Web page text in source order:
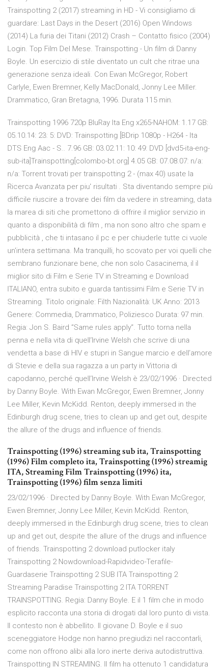
Trainspotting 2 (2017) streaming in HD - Vi consigliamo di
guardare: Last Days in the Desert (2016) Open Windows
(2014) La furia dei Titani (2012) Crash – Contatto fisico (2004)
Login. Top Film Del Mese. Trainspotting - Un film di Danny
Boyle. Un esercizio di stile diventato un cult che ritrae una
generazione senza ideali. Con Ewan McGregor, Robert
Carlyle, Ewen Bremner, Kelly MacDonald, Jonny Lee Miller.
Drammatico, Gran Bretagna, 1996. Durata 115 min.
Trainspotting 1996 720p BluRay Ita Eng x265-NAHOM: 1.17 GB:
05.10.14: 23: 5: DVD: Trainspotting [BDrip 1080p - H264 - Ita
DTS Eng Aac - S.. 7.96 GB: 03.02.11: 10: 49: DVD [dvd5-ita-eng-
sub-ita]Trainspotting[colombo-bt.org] 4.05 GB: 07.08.07: n/a:
n/a: Torrent trovati per trainspotting 2 - (max 40) usate la
Ricerca Avanzata per piu' risultati . Sta diventando sempre più
difficile riuscire a trovare dei film da vedere in streaming, data
la marea di siti che promettono di offrire il miglior servizio in
quanto a disponibilità di film , ma non sono altro che spam e
pubblicità , che ti intasano il pc e per chiuderle tutte ci vuole
un'intera settimana. Ma tranquilli, ho scovato per voi quelli che
sembrano funzionare bene, che non solo Casacinema, il il
miglior sito di Film e Serie TV in Streaming e Download
ITALIANO, entra subito e guarda tantissimi Film e Serie TV in
Streaming. Titolo originale: Filth Nazionalità: UK Anno: 2013
Genere: Commedia, Drammatico, Poliziesco Durata: 97 min.
Regia: Jon S. Baird “Same rules apply”. Tutto torna nella
penna e nella vita di quell’Irvine Welsh che scrive di una
vendetta a base di HIV e stupri in Sangue marcio e dell’amore
di Stevie e della sua ragazza a un party in Vittoria di
capodanno, perché quell’Irvine Welsh è 23/02/1996 · Directed
by Danny Boyle. With Ewan McGregor, Ewen Bremner, Jonny
Lee Miller, Kevin McKidd. Renton, deeply immersed in the
Edinburgh drug scene, tries to clean up and get out, despite
the allure of the drugs and influence of friends.
Trainspotting (1996) streaming sub ita, Trainspotting
(1996) Film completo ita, Trainspotting (1996) streamig
ITA, Streaming Film Trainspotting (1996) ita,
Trainspotting (1996) film senza limiti
23/02/1996 · Directed by Danny Boyle. With Ewan McGregor,
Ewen Bremner, Jonny Lee Miller, Kevin McKidd. Renton,
deeply immersed in the Edinburgh drug scene, tries to clean
up and get out, despite the allure of the drugs and influence
of friends. Trainspotting 2 download putlocker italy
Trainspotting 2 Nowdownload-Rapidvideo-Terafile-
Guardaserie Trainspotting 2 SUB ITA Trainspotting 2
Streaming Paradise Trainspotting 2 ITA TORRENT
TRAINSPOTTING. Regia: Danny Boyle. E il 1 film che in modo
esplicito racconta una storia di drogati dal loro punto di vista.
Il contesto non è abbellito. Il giovane D. Boyle e il suo
sceneggiatore Hodge non hanno pregiudizi nel raccontarli,
come non offrono alibi alla loro inerte deriva autodistruttiva.
Trainspotting IN STREAMING. Il film ha ottenuto 1 candidatura